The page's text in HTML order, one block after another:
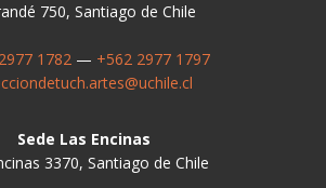
750, Santiago de Chile
1782— +562 2977 1797
Sede Las Encinas
3370, Santiago de Chile